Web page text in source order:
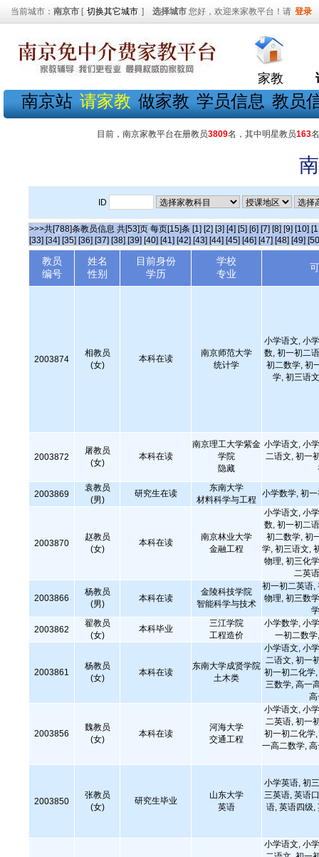
当前城市： 南京市 [ 切换其它城市 ] 选择城市 您好，欢迎来家教平台！请 登录
家教
南京站 请家教 做家教 学员信息 教员
目前，南京家教平台在册教员3809名，其中明星教员163
ID
>>>共[788]条教员信息 共[53]页 每页[15]条 [1] [2] [3] [4] [5] [6] [7] [8] [9] [10]
[33] [34] [35] [36] [37] [38] [39] [40] [41] [42] [43] [44] [45] [46] [47] [48] [49]
教员
编号
姓名
性别
目前身份
学历
学校
专业
2003874
相教员
(女)
本科在读
南京师范大学
统计学
小学语文, 小
数, 初一初二
初二数学, 初
学, 初三语
2003872
屠教员
(女)
本科在读
南京理工大学紫金
学院
隐藏
小学语文, 小
二语文, 初一
2003869
袁教员
(男)
研究生在读
东南大学
材料科学与工程
小学数学, 初
2003870
赵教员
(女)
本科在读
南京林业大学
金融工程
小学语文, 小
数, 初一初二
初二数学, 初
学, 初三语文,
物理, 初三化
二英
2003866
杨教员
(男)
本科在读
金陵科技学院
智能科学与技术
初一初二英语,
物理, 初三数
2003862
翟教员
(女)
本科毕业
三江学院
工程造价
小学数学, 小
一初二数
2003861
杨教员
(女)
本科在读
东南大学成贤学院
土木类
小学语文, 小
二语文, 初一
初一初二化学
三数学, 高一
2003856
魏教员
(女)
本科在读
河海大学
交通工程
小学语文, 小
二英语, 初一
初一初二化学
一高二数学,
2003850
张教员
(女)
研究生毕业
山东大学
英语
小学英语, 初
三英语, 英语
语, 英语四级,
小学语文, 小